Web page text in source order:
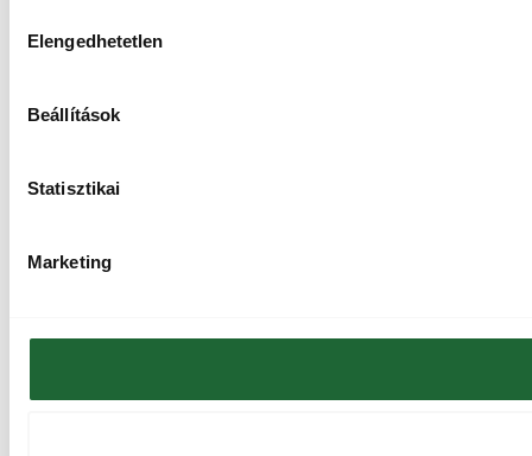
kiválasztása
Elengedhetetlen
Beállítások
Statisztikai
Marketing